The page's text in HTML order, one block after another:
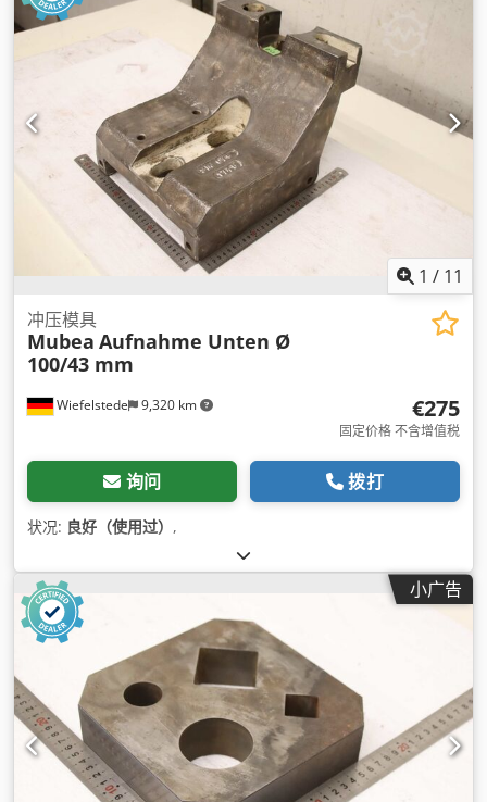
1 / 11
Wiefelstede 9,320 km
冲压模具
Mubea Aufnahme Unten Ø
100/43 mm
€275
固定价格 不含增值税
询问 拨打
状况: 良好（使用过） ,
小广告